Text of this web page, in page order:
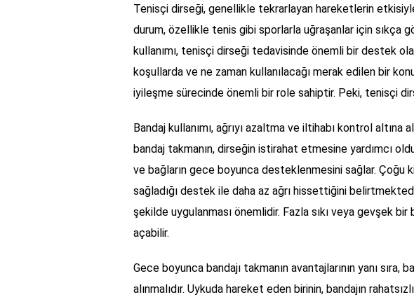
Tenisçi dirseği, genellikle tekrarlayan hareketlerin
durum, özellikle tenis gibi sporlarla uğraşanlar için sıkça
kullanımı, tenisçi dirseği tedavisinde önemli bir destek
koşullarda ve ne zaman kullanılacağı merak edilen bir
iyileşme sürecinde önemli bir role sahiptir. Peki, tenisçi
Bandaj kullanımı, ağrıyı azaltma ve iltihabı kontrol altına
bandaj takmanın, dirseğin istirahat etmesine yardımcı
ve bağların gece boyunca desteklenmesini sağlar. Çoğu
sağladığı destek ile daha az ağrı hissettiğini
şekilde uygulanması önemlidir. Fazla sıkı veya gevşek
açabilir.
Gece boyunca bandajı takmanın avantajlarının yanı sıra,
alınmalıdır. Uykuda hareket eden birinin, bandajın